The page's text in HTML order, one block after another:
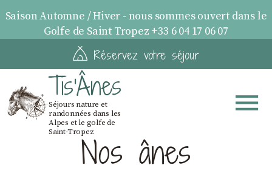
Saison Automne / Hiver - nous sommes ouvert dans le
Golfe de Saint Tropez +33 6 04 17 06 07
Réservez votre séjour
Tis'Ânes
Séjours nature et
randonnées dans les
Alpes et le golfe de
Saint-TropezNos ânes